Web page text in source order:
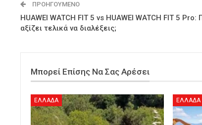
ΠΡΟΗΓΟΎΜΕΝΟ
HUAWEI WATCH FIT 5 vs HUAWEI WATCH FIT 5 Pro:
αξίζει τελικά να διαλέξεις;
Μπορεί Επίσης Να Σας Αρέσει
ΕΛΛΑΔΑ ΕΛΛΑΔΑ